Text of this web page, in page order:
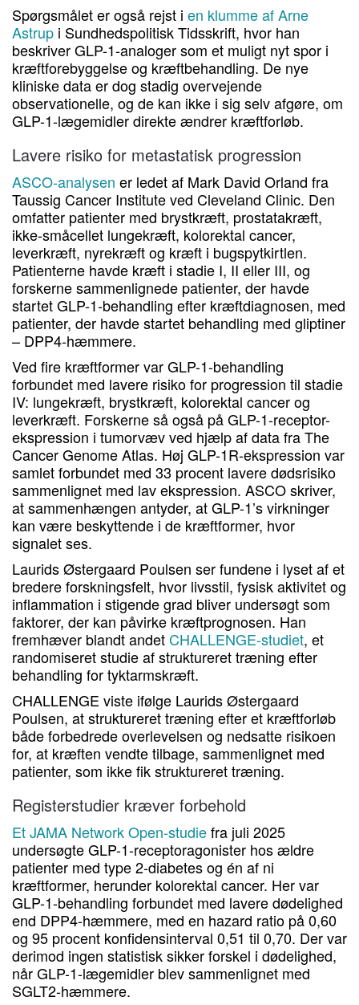
Spørgsmålet er også rejst i en klumme af Arne
Astrup i Sundhedspolitisk Tidsskrift, hvor han
beskriver GLP-1-analoger som et muligt nyt spor i
kræftforebyggelse og kræftbehandling. De nye
kliniske data er dog stadig overvejende
observationelle, og de kan ikke i sig selv afgøre, om
GLP-1-lægemidler direkte ændrer kræftforløb.
Lavere risiko for metastatisk progression
ASCO-analysen er ledet af Mark David Orland fra
Taussig Cancer Institute ved Cleveland Clinic. Den
omfatter patienter med brystkræft, prostatakræft,
ikke-småcellet lungekræft, kolorektal cancer,
leverkræft, nyrekræft og kræft i bugspytkirtlen.
Patienterne havde kræft i stadie I, II eller III, og
forskerne sammenlignede patienter, der havde
startet GLP-1-behandling efter kræftdiagnosen, med
patienter, der havde startet behandling med gliptiner
– DPP4-hæmmere.
Ved fire kræftformer var GLP-1-behandling
forbundet med lavere risiko for progression til stadie
IV: lungekræft, brystkræft, kolorektal cancer og
leverkræft. Forskerne så også på GLP-1-receptor-
ekspression i tumorvæv ved hjælp af data fra The
Cancer Genome Atlas. Høj GLP-1R-ekspression var
samlet forbundet med 33 procent lavere dødsrisiko
sammenlignet med lav ekspression. ASCO skriver,
at sammenhængen antyder, at GLP-1’s virkninger
kan være beskyttende i de kræftformer, hvor
signalet ses.
Laurids Østergaard Poulsen ser fundene i lyset af et
bredere forskningsfelt, hvor livsstil, fysisk aktivitet og
inflammation i stigende grad bliver undersøgt som
faktorer, der kan påvirke kræftprognosen. Han
fremhæver blandt andetCHALLENGE-studiet, et
randomiseret studie af struktureret træning efter
behandling for tyktarmskræft.
CHALLENGE viste ifølge Laurids Østergaard
Poulsen, at struktureret træning efter et kræftforløb
både forbedrede overlevelsen og nedsatte risikoen
for, at kræften vendte tilbage, sammenlignet med
patienter, som ikke fik struktureret træning.
Registerstudier kræver forbehold
Et JAMA Network Open-studiefra juli 2025
undersøgte GLP-1-receptoragonister hos ældre
patienter med type 2-diabetes og én af ni
kræftformer, herunder kolorektal cancer. Her var
GLP-1-behandling forbundet med lavere dødelighed
end DPP4-hæmmere, med en hazard ratio på 0,60
og 95 procent konfidensinterval 0,51 til 0,70. Der var
derimod ingen statistisk sikker forskel i dødelighed,
når GLP-1-lægemidler blev sammenlignet med
SGLT2-hæmmere.